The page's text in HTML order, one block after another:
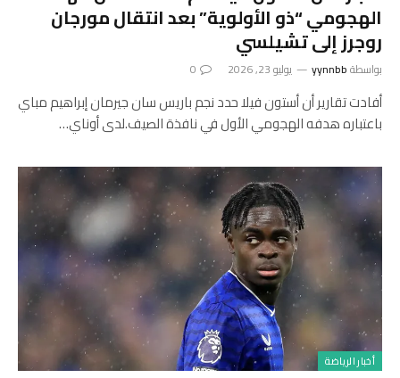
الهجومي “ذو الأولوية” بعد انتقال مورجان
روجرز إلى تشيلسي
بواسطةyynnbb يوليو 23, 2026 0
أفادت تقارير أن أستون فيلا حدد نجم باريس سان جيرمان إبراهيم مباي
باعتباره هدفه الهجومي الأول في نافذة الصيف.لدى أوناي…
أخبار الرياضة